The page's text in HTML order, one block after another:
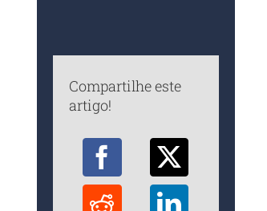
Compartilhe este
artigo!